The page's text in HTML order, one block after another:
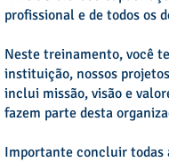
profissional e de todos os
Neste treinamento, você
instituição, nossos
inclui missão, visão e
fazem parte desta
Importante concluir todas